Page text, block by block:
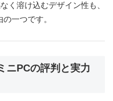
く溶け込むデザイン性も、
一つです。
ニPCの評判と実力